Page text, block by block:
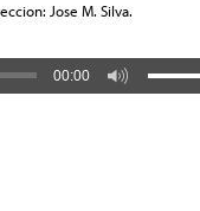
Jose M. Silva.
00:00